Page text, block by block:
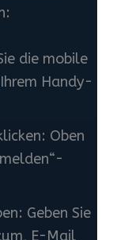
die mobile
Handy-
Oben
Geben Sie
E-Mail